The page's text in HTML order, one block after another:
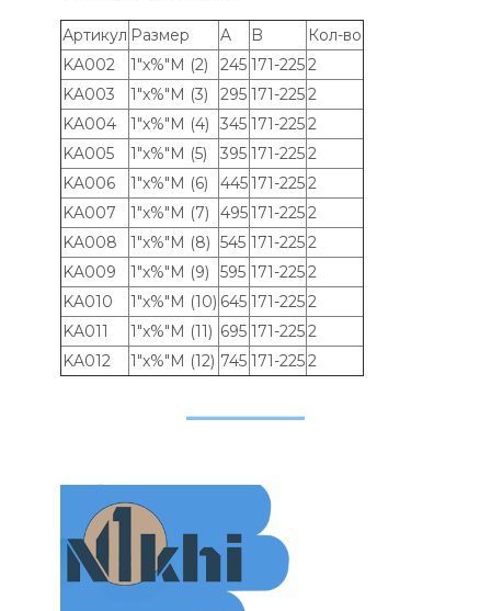
Артикул Размер A B
Кол-во
KA002
1"x%"M (2) 245 171-2252
KA003
1"x%"M (3) 295 171-2252
KA004
1"x%"M (4) 345 171-2252
KA005
1"x%"M (5) 395 171-2252
KA006
1"x%"M (6) 445171-2252
KA007
1"x%"M (7) 495171-2252
KA008
1"x%"M (8) 545 171-2252
KA009
1"x%"M (9) 595 171-2252
KA010
1"x%"M (10) 645 171-2252
KA011
1"x%"M (11) 695 171-2252
KA012
1"x%"M (12) 745 171-2252